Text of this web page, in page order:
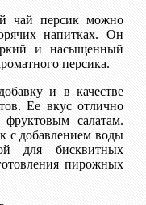
чай персик можно
напитках. Он
и насыщенный
персика.
и в качестве
Ее вкус отлично
салатам.
с добавлением воды
для бисквитных
пирожных